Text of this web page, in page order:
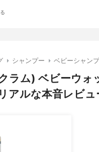
シャンプー ベビーシャン
ラム) ベビーウォ
アルな本音レビ